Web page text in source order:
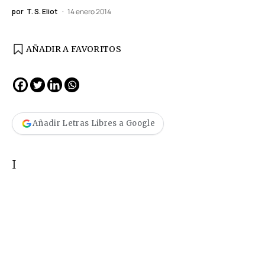
por T. S. Eliot 14 enero 2014
AÑADIR A FAVORITOS
Añadir Letras Libres a Google
I